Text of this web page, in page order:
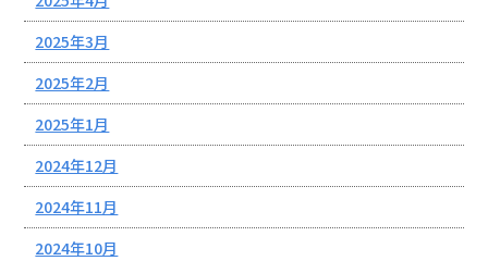
2025年3月
2025年2月
2025年1月
2024年12月
2024年11月
2024年10月